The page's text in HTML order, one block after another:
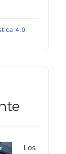
4.0
Los